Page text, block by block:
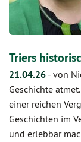
Triers
21.04.26 - von
Geschichte
einer reichen
Geschichten im
und erlebbar